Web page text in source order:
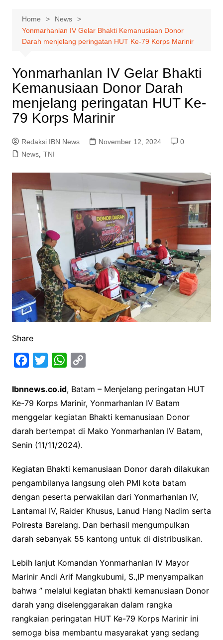
Home
News
Yonmarhanlan IV Gelar Bhakti Kemanusiaan Donor
Darah menjelang peringatan HUT Ke-79 Korps Marinir
Yonmarhanlan IV Gelar Bhakti
Kemanusiaan Donor Darah
menjelang peringatan HUT Ke-
79 Korps Marinir
Redaksi IBN News November 12, 2024
0
News, TNI
Share
c
e
b
o
o
k
i
t
t
e
r
W
a
t
s
A
p
p
p
y
L
k
Ibnnews.co.id, Batam – Menjelang peringatan HUT
Ke-79 Korps Marinir, Yonmarhanlan IV Batam
menggelar kegiatan Bhakti kemanusiaan Donor
darah bertempat di Mako Yonmarhanlan IV Batam,
Senin (11/11/2024).
Kegiatan Bhakti kemanusiaan Donor darah dilakukan
pengambilanya langsung oleh PMI kota batam
dengan peserta perwakilan dari Yonmarhanlan IV,
Lantamal IV, Raider Khusus, Lanud Hang Nadim serta
Polresta Barelang. Dan berhasil mengumpulkan
darah sebanyak 55 kantong untuk di distribusikan.
Lebih lanjut Komandan Yonmarhanlan IV Mayor
Marinir Andi Arif Mangkubumi, S.,IP menyampaikan
bahwa ” melalui kegiatan bhakti kemanusiaan Donor
darah yang diselenggarakan dalam rangka
rangkaian peringatan HUT Ke-79 Korps Marinir ini
semoga bisa membantu masyarakat yang sedang